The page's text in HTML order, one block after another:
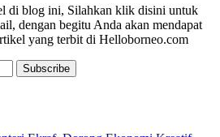
di blog ini, Silahkan klik disini untuk
dengan begitu Anda akan mendapat
yang terbit di Helloborneo.com